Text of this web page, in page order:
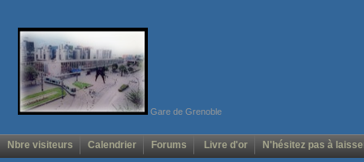
Gare de Grenoble
Nbre visiteurs Calendrier Forums Livre d'or N'hésitez pas à